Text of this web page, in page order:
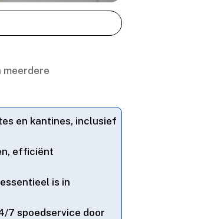
meerdere
en kantines, inclusief
efficiënt
is in
7 spoedservice door